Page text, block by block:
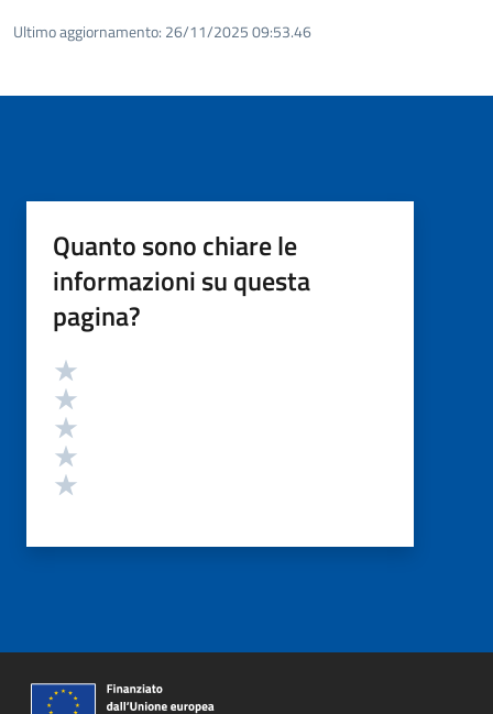
Ultimo aggiornamento: 26/11/2025 09:53.46
Quanto sono chiare le
informazioni su questa
pagina?
Valutazione